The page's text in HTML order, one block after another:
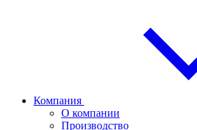
Компания
О компании
Производство